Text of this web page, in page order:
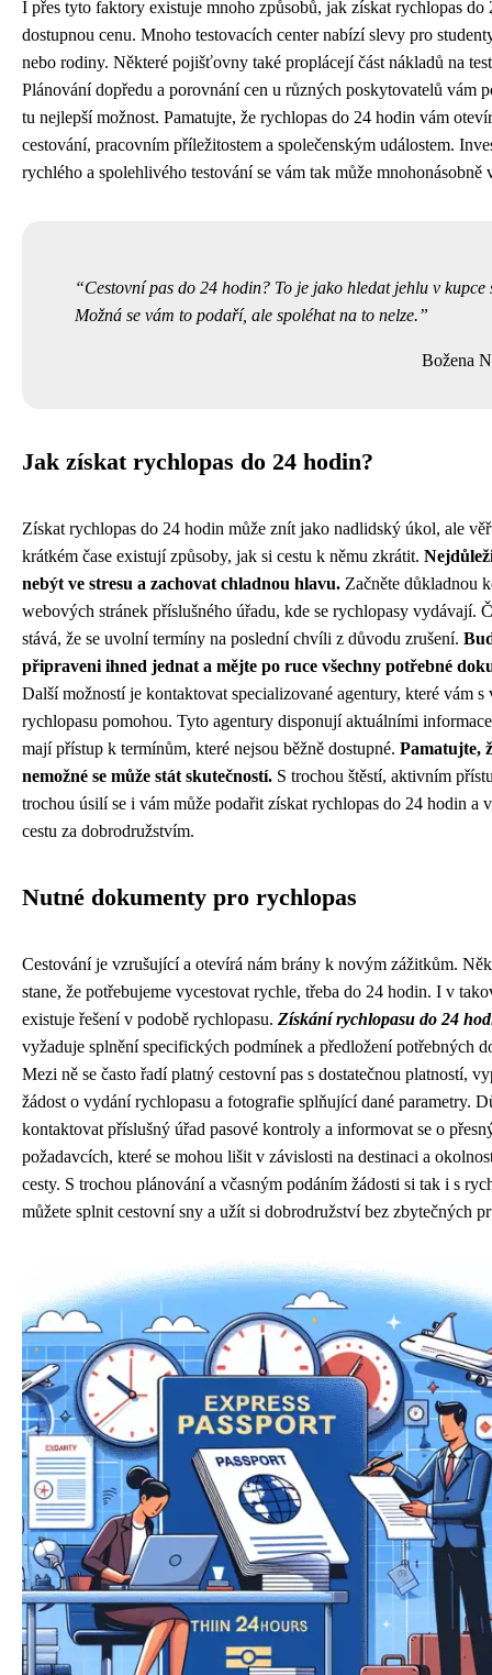
I přes tyto faktory existuje mnoho způsobů, jak získat rychlopas do
dostupnou cenu. Mnoho testovacích center nabízí slevy pro
nebo rodiny. Některé pojišťovny také proplácejí část nákladů na
Plánování dopředu a porovnání cen u různých poskytovatelů vám
tu nejlepší možnost. Pamatujte, že rychlopas do 24 hodin vám
cestování, pracovním příležitostem a společenským událostem.
rychlého a spolehlivého testování se vám tak může mnohonásobně
Cestovní pas do 24 hodin? To je jako hledat jehlu v kupce
Možná se vám to podaří, ale spoléhat na to nelze.
Božena
Jak získat rychlopas do 24 hodin?
Získat rychlopas do 24 hodin může znít jako nadlidský úkol, ale
krátkém čase existují způsoby, jak si cestu k němu zkrátit.
nebýt ve stresu a zachovat chladnou hlavu. Začněte důkladnou
webových stránek příslušného úřadu, kde se rychlopasy vydávají.
stává, že se uvolní termíny na poslední chvíli z důvodu zrušení.
připraveni ihned jednat a mějte po ruce všechny potřebné
Další možností je kontaktovat specializované agentury, které vám s
rychlopasu pomohou. Tyto agentury disponují aktuálními
mají přístup k termínům, které nejsou běžně dostupné. Pamatujte,
nemožné se může stát skutečností. S trochou štěstí, aktivním
trochou úsilí se i vám může podařit získat rychlopas do 24 hodin a
cestu za dobrodružstvím.
Nutné dokumenty pro rychlopas
Cestování je vzrušující a otevírá nám brány k novým zážitkům.
stane, že potřebujeme vycestovat rychle, třeba do 24 hodin. I v
existuje řešení v podobě rychlopasu. Získání rychlopasu do 24
vyžaduje splnění specifických podmínek a předložení potřebných
Mezi ně se často řadí platný cestovní pas s dostatečnou platností,
žádost o vydání rychlopasu a fotografie splňující dané parametry.
kontaktovat příslušný úřad pasové kontroly a informovat se o
požadavcích, které se mohou lišit v závislosti na destinaci a
cesty. S trochou plánování a včasným podáním žádosti si tak i s
můžete splnit cestovní sny a užít si dobrodružství bez zbytečných